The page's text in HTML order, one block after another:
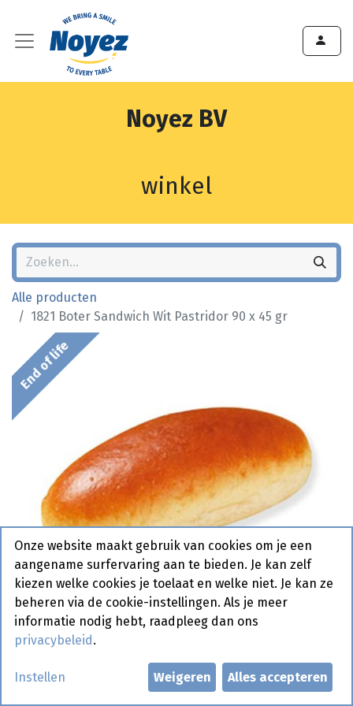
Noyez BV
winkel
Alle producten
1821 Boter Sandwich Wit Pastridor 90 x 45 gr
End of life
1821 Boter Sandwich Wit
Onze website maakt gebruik van cookies om je een
aangename surfervaring aan te bieden. Je kan zelf
kiezen welke cookies je toelaat en welke niet. Je kan ze
beheren via de cookie-instellingen. Als je meer
informatie nodig hebt, raadpleeg dan ons
privacybeleid .
Instellen Weigeren Alles accepteren